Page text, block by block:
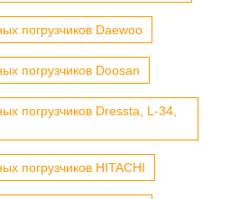
погрузчиков Daewoo
погрузчиков Doosan
погрузчиков Dressta, L-34,
погрузчиков HITACHI